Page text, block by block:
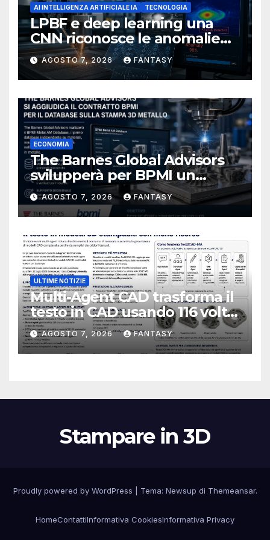
AI INTELLIGENZA ARTIFICIALE IA TECNOLOGIA
LPBF e deep learning una
CNN riconosce le anomalie
del bagno di fusione
AGOSTO 7, 2026 FANTASY
ECONOMIA
The Barnes Global Advisors
svilupperà per BPMI un
database per la stampa 3D
metallica destinata alla filiera
navale statunitense
AGOSTO 7, 2026 FANTASY
ULTIME NOTIZIE
Multi-Agent CAD trasforma il
testo in CAD usando 116 volte
meno token
AGOSTO 7, 2026 FANTASY
Stampare in 3D
Proudly powered by WordPress Tema: Newsup di Themeansar.
HomeContattiInformativa CookiesInformativa Privacy